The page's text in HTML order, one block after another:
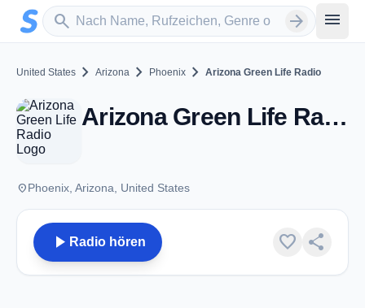
Zum Hauptinhalt springen
search
Sender suchen arrow_forward menu
United States chevron_right Arizona chevron_right Phoenix chevron_right Arizona Green Life Radio
Arizona Green Life Radio - Phoenix, AZ
placePhoenix, Arizona, United States
play_arrow Radio hören favorite share